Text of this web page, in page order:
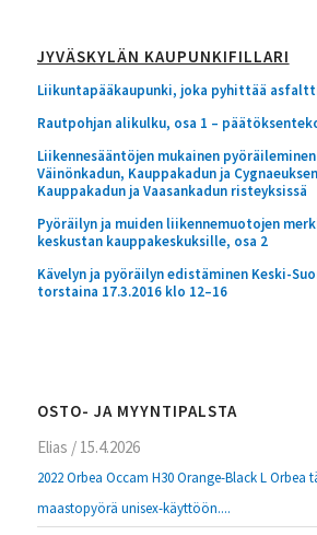
JYVÄSKYLÄN KAUPUNKIFILLARI
Liikuntapääkaupunki, joka pyhittää
Rautpohjan alikulku, osa 1 –
Liikennesääntöjen mukainen
Väinönkadun, Kauppakadun ja
Kauppakadun ja Vaasankadun risteyksissä
Pyöräilyn ja muiden liikennemuotojen
keskustan kauppakeskuksille, osa 2
Kävelyn ja pyöräilyn edistäminen Keski-
torstaina 17.3.2016 klo 12–16
OSTO- JA MYYNTIPALSTA
Elias / 15.4.2026
2022 Orbea Occam H30 Orange-Black L Orbea
maastopyörä unisex-käyttöön....